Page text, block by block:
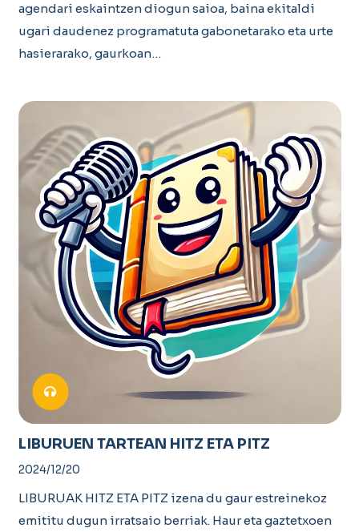
agendari eskaintzen diogun saioa, baina ekitaldi
ugari daudenez programatuta gabonetarako eta urte
hasierarako, gaurkoan…
LIBURUEN TARTEAN HITZ ETA PITZ
2024/12/20
LIBURUAK HITZ ETA PITZ izena du gaur estreinekoz
emititu dugun irratsaio berriak. Haur eta gaztetxoen